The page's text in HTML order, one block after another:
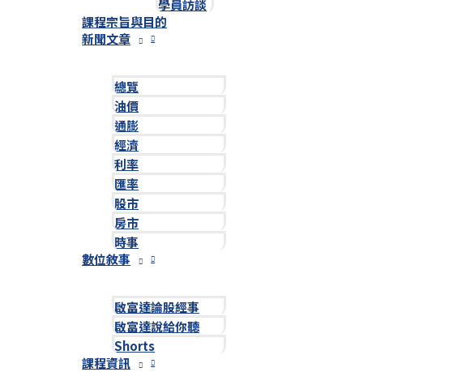
學員訪談
課程宗旨與目的
新聞文章
總覽
油價
通膨
經濟
利率
匯率
股市
房市
時事
數位敘事
啟富達論股經事
啟富達說給你聽
Shorts
課程資訊